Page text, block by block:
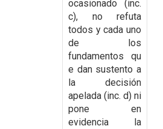
ocasionado (inc.
c), no refuta
todos y cada uno
de los
fundamentos qu
e dan sustento a
la decisión
apelada (inc. d) ni
pone en
evidencia la